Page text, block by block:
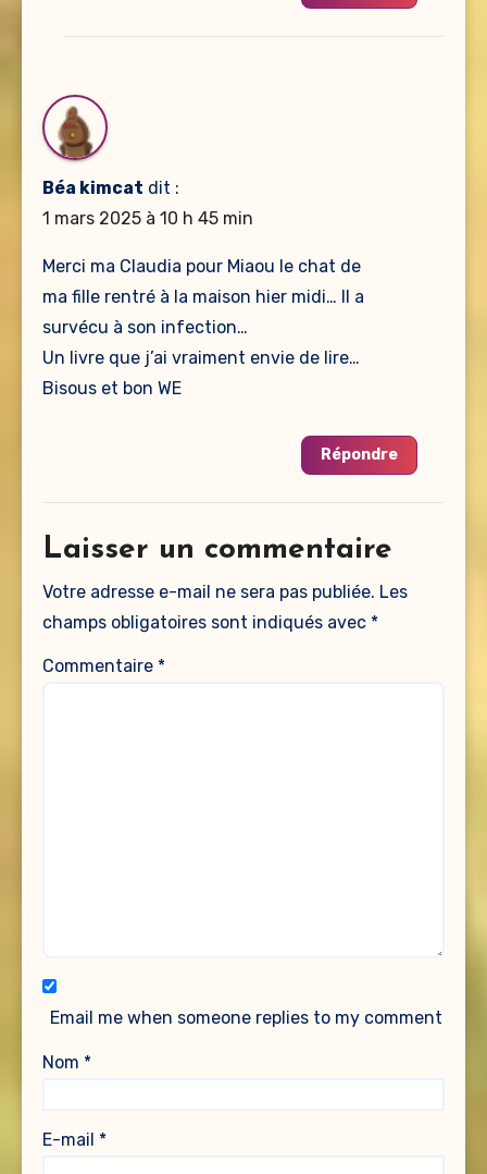
Béa kimcat dit :
1 mars 2025 à 10 h 45 min
Merci ma Claudia pour Miaou le chat de
ma fille rentré à la maison hier midi… Il a
survécu à son infection…
Un livre que j’ai vraiment envie de lire…
Bisous et bon WE
Répondre
Laisser un commentaire
Votre adresse e-mail ne sera pas publiée. Les
champs obligatoires sont indiqués avec *
Commentaire *
Email me when someone replies to my comment
Nom *
E-mail *